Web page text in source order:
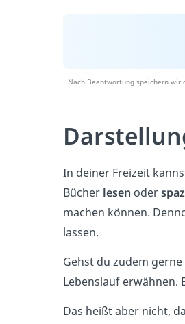
Nach Beantwortung speichern wir
In deiner Freizeit
Bücher lesen oder
machen können.
lassen.
Gehst du zudem gerne
Lebenslauf erwähnen.
Das heißt aber nicht,